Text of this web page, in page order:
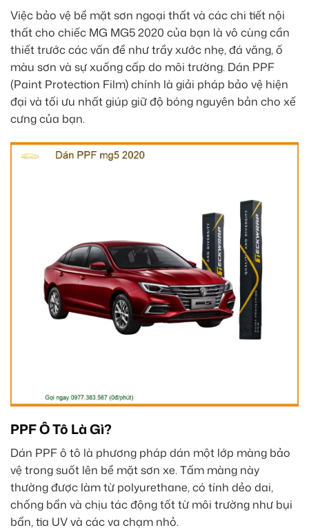
Việc bảo vệ bề mặt sơn ngoại thất và các chi tiết nội
thất cho chiếc MG MG5 2020 của bạn là vô cùng cần
thiết trước các vấn đề như trầy xước nhẹ, đá văng, ố
màu sơn và sự xuống cấp do môi trường. Dán PPF
(Paint Protection Film) chính là giải pháp bảo vệ hiện
đại và tối ưu nhất giúp giữ độ bóng nguyên bản cho xế
cưng của bạn.
PPF Ô Tô Là Gì?
Dán PPF ô tô là phương pháp dán một lớp màng bảo
vệ trong suốt lên bề mặt sơn xe. Tấm màng này
thường được làm từ polyurethane, có tính dẻo dai,
chống bẩn và chịu tác động tốt từ môi trường như bụi
bẩn, tia UV và các va chạm nhỏ.